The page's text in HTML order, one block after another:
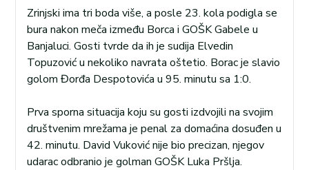
Zrinjski ima tri boda više, a posle 23. kola podigla se
bura nakon meča između Borca i GOŠK Gabele u
Banjaluci. Gosti tvrde da ih je sudija Elvedin
Topuzović u nekoliko navrata oštetio. Borac je slavio
golom Đorđa Despotovića u 95. minutu sa 1:0.
Prva sporna situacija koju su gosti izdvojili na svojim
društvenim mrežama je penal za domaćina dosuđen u
42. minutu. David Vuković nije bio precizan, njegov
udarac odbranio je golman GOŠK Luka Pršlja.